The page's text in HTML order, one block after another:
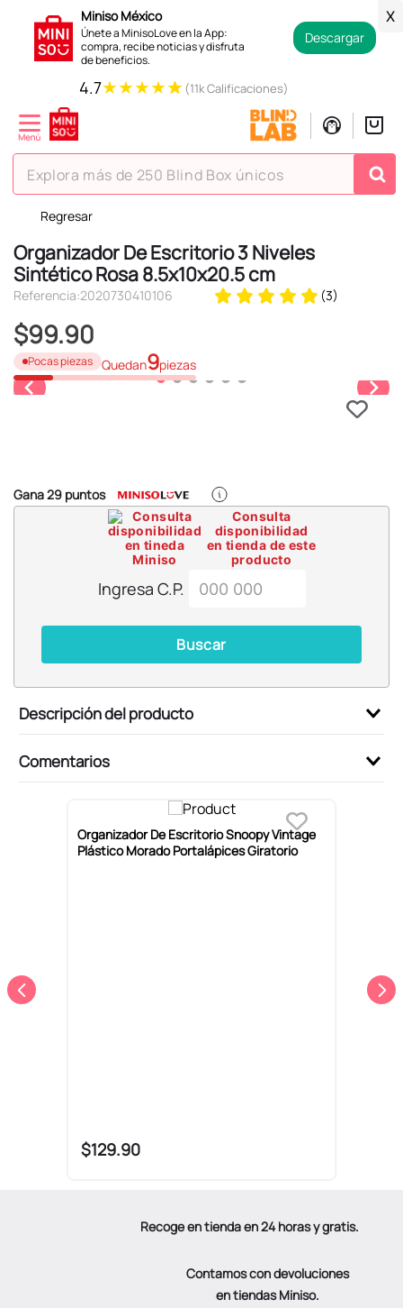
Miniso México
Únete a MinisoLove en la App:
compra, recibe noticias y disfruta
de beneficios.
Descargar
X
4.7★★★★★ (11k Calificaciones)
Explora más de 250 Blind Box únicos
Regresar
Organizador De Escritorio 3 Niveles
Sintético Rosa 8.5x10x20.5 cm
Referencia:2020730410106 (3)
$99.90
Pocas piezas Quedan9piezas
Gana29 puntos
Consulta
disponibilidad
en tienda de este
producto
Ingresa C.P.
Buscar
Descripción del producto
Comentarios
Organizador De Escritorio Snoopy Vintage
Plástico Morado Portalápices Giratorio
$129.90
Recoge en tienda en 24 horas y gratis.
Contamos con devoluciones
en tiendas Miniso.
TÉRMINOS MÁS BUSCADOS
1.
hello kitty
2.
spiderman
4.
osito cariñosito
5.
llaveros
9.
chiikawas
cosmetiquera